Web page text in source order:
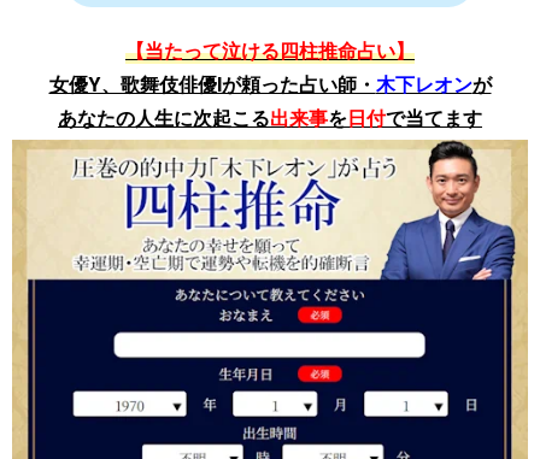
【当たって泣ける四柱推命占い】
女優Y、歌舞伎俳優Iが頼った占い師・ 木下レオンが
あなたの人生に次起こる出来事を日付で当てます